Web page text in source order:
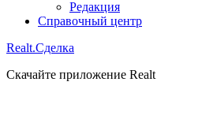
Редакция
Справочный центр
Realt.Сделка
Скачайте приложение Realt